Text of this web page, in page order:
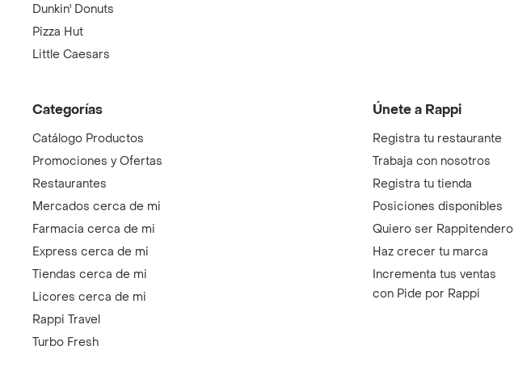
Dunkin' Donuts
Pizza Hut
Little Caesars
Categorías
Catálogo Productos
Promociones y Ofertas
Restaurantes
Mercados cerca de mi
Farmacia cerca de mi
Express cerca de mi
Tiendas cerca de mi
Licores cerca de mi
Rappi Travel
Turbo Fresh
Únete a Rappi
Registra tu restaurante
Trabaja con nosotros
Registra tu tienda
Posiciones disponibles
Quiero ser Rappitendero
Haz crecer tu marca
Incrementa tus ventas
con Pide por Rappi